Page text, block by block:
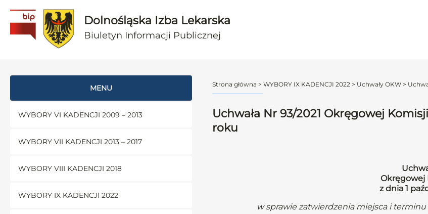
Dolnośląska Izba Lekarska
Biuletyn Informacji Publicznej
MENU
WYBORY VI KADENCJI 2009 – 2013
WYBORY VII KADENCJI 2013 – 2017
WYBORY VIII KADENCJI 2018
WYBORY IX KADENCJI 2022
Strona główna > WYBORY IX KADENCJI 2022 > Uchwały OKW >
Uchwała Nr 93/2021 Okręgowej
roku
Okręgowej
z dnia 1
w sprawie zatwierdzenia miejsca i